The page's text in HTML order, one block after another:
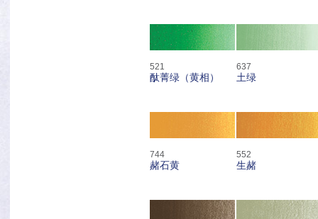
521
酞菁绿（黄相）
637
土绿
744
赭石黄
552
生赭